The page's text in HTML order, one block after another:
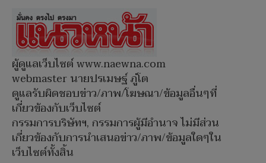
ผู้ดูแลเว็บไซต์ www.naewna.com
webmaster นายปรเมษฐ์ ภู่โต
ดูแลรับผิดชอบข่าว/ภาพ/โฆษณา/ข้อมูลอื่นๆที่
เกี่ยวข้องกับเว็บไซต์
กรรมการบริษัทฯ, กรรมการผู้มีอำนาจ ไม่มีส่วน
เกี่ยวข้องกับการนำเสนอข่าว/ภาพ/ข้อมูลใดๆใน
เว็บไซต์ทั้งสิ้น